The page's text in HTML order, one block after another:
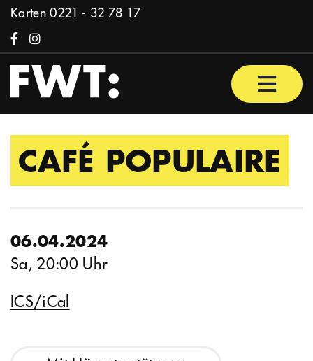
Zum Inhalt springen
Karten0221 - 32 78 17
FacebookInstagram
CAFÉ POPULAIRE
06.04.2024
Sa, 20:00 Uhr
ICS/iCal